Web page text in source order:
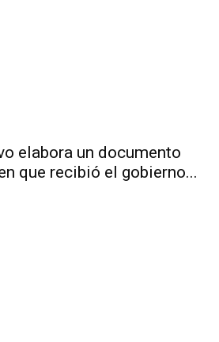
elabora un documento
que recibió el gobierno...